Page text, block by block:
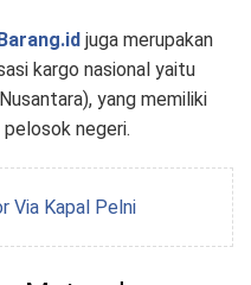
juga merupakan
kargo nasional yaitu
yang memiliki
negeri.
Via Kapal Pelni